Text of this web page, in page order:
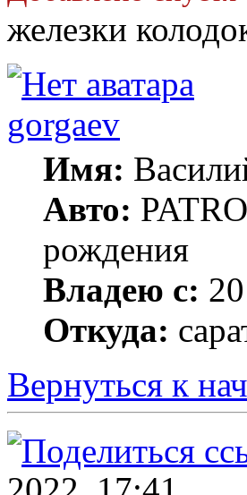
железки
gorgaev
Имя:
Авто:
рождения
Владею с:
Откуда:
Вернуться к